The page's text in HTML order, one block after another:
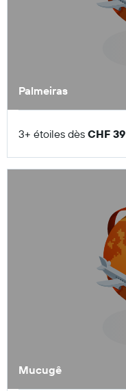
Palmeiras
3+ étoiles dès CHF 39
Mucugê